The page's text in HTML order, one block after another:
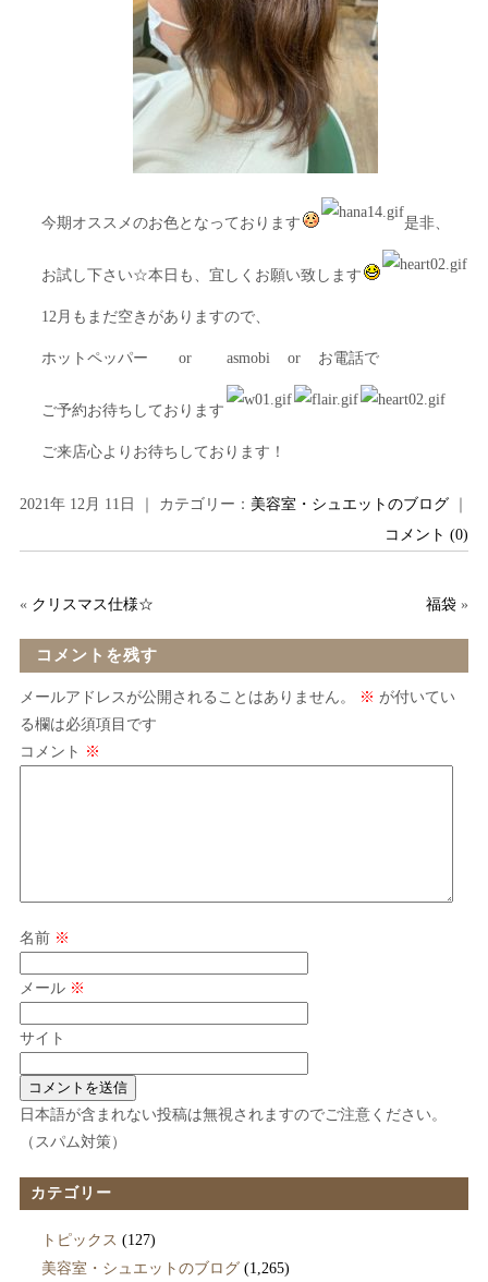
今期オススメのお色となっております 是非、
お試し下さい☆本日も、宜しくお願い致します
12月もまだ空きがありますので、
ホットペッパー or asmobi or お電話で
ご予約お待ちしております
ご来店心よりお待ちしております！
2021年 12月 11日 ｜ カテゴリー： 美容室・シュエットのブログ
コメント (0)
« クリスマス仕様☆ 福袋 »
コメントを残す
メールアドレスが公開されることはありません。 ※ が付いてい
る欄は必須項目です
コメント ※
名前 ※
メール ※
サイト
日本語が含まれない投稿は無視されますのでご注意ください。
（スパム対策）
カテゴリー
トピックス (127)
美容室・シュエットのブログ(1,265)